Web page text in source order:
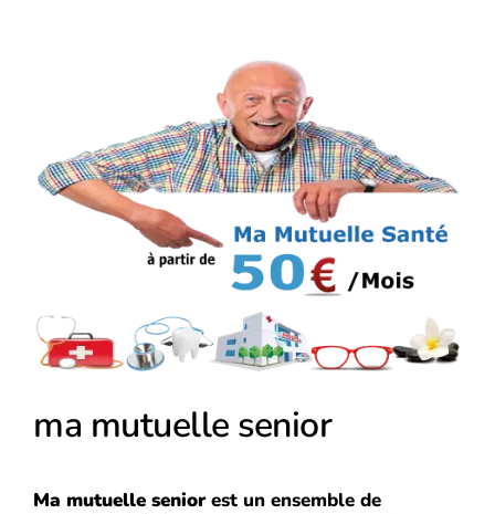
ma mutuelle senior
Ma mutuelle seniorest un ensemble de